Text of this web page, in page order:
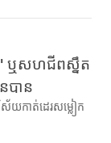
ឬសហជីពស្នឹត
បាន
ស័យកាត់ដេរសម្លៀក